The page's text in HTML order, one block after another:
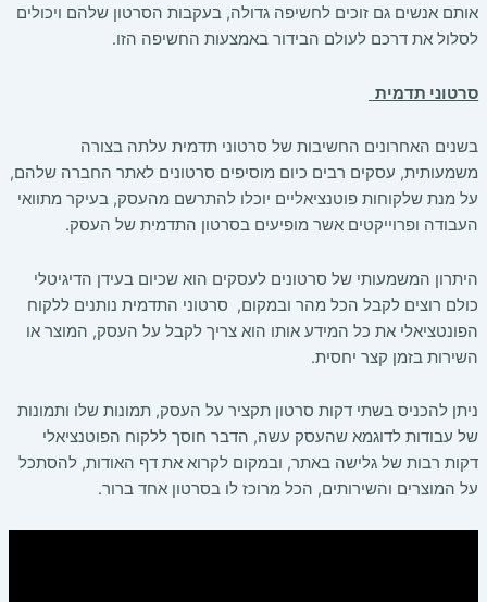
אותם אנשים גם זוכים לחשיפה גדולה, בעקבות הסרטון שלהם ויכולים
לסלול את דרכם לעולם הבידור באמצעות החשיפה הזו.
סרטוני תדמית
בשנים האחרונים החשיבות של סרטוני תדמית עלתה בצורה
משמעותית, עסקים רבים כיום מוסיפים סרטונים לאתר החברה שלהם,
על מנת שלקוחות פוטנציאליים יוכלו להתרשם מהעסק, בעיקר מתוואי
העבודה ופרוייקטים אשר מופיעים בסרטון התדמית של העסק.
היתרון המשמעותי של סרטונים לעסקים הוא שכיום בעידן הדיגיטלי
כולם רוצים לקבל הכל מהר ובמקום, סרטוני התדמית נותנים ללקוח
הפונטציאלי את כל המידע אותו הוא צריך לקבל על העסק, המוצר או
השירות בזמן קצר יחסית.
ניתן להכניס בשתי דקות סרטון תקציר על העסק, תמונות שלו ותמונות
של עבודות לדוגמא שהעסק עשה, הדבר חוסך ללקוח הפוטנציאלי
דקות רבות של גלישה באתר, ובמקום לקרוא את דף האודות, להסתכל
על המוצרים והשירותים, הכל מרוכז לו בסרטון אחד ברור.